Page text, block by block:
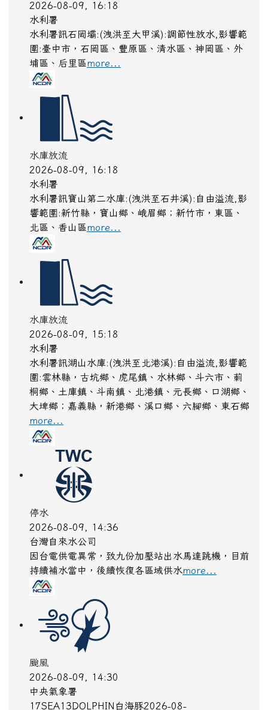
2026-08-09, 16:18
水利署
水利署訊石岡壩:(洩洪至大甲溪):調節性放水,影響範
圍:臺中市，石岡區、豐原區、清水區、神岡區、外
埔區、后里區more...
水庫放流
2026-08-09, 16:18
水利署
水利署訊寶山第二水庫:(洩洪至石井溪):自由溢流,影
響範圍:新竹縣，寶山鄉、峨眉鄉；新竹市，東區、
北區、香山區more...
水庫放流
2026-08-09, 15:18
水利署
水利署訊湖山水庫:(洩洪至北港溪):自由溢流,影響範
圍:雲林縣，古坑鄉、虎尾鎮、水林鄉、斗六市、莿
桐鄉、土庫鎮、斗南鎮、北港鎮、元長鄉、口湖鄉、
大埤鄉；嘉義縣，新港鄉、溪口鄉、六腳鄉、東石鄉
more...
停水
2026-08-09, 14:36
台灣自來水公司
因台電供電異常，致九份加壓站出水馬達跳機，目前
持續補水當中，後續恢復各區域供水more...
颱風
2026-08-09, 14:30
中央氣象署
17SEA13DOLPHIN白海豚2026-08-